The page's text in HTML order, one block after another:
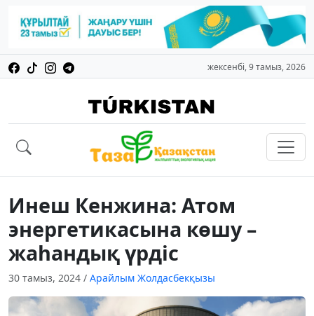
жексенбі, 9 тамыз, 2026
Инеш Кенжина: Атом
энергетикасына көшу –
жаһандық үрдіс
30 тамыз, 2024 / Арайлым Жолдасбекқызы